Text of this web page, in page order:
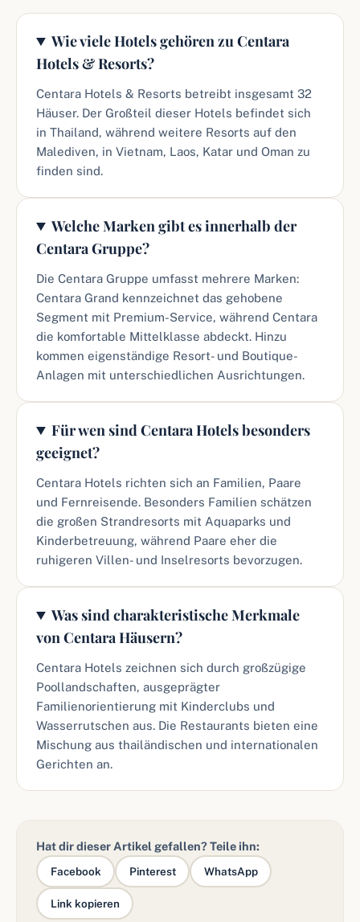
Wie viele Hotels gehören zu Centara
Hotels & Resorts?
Centara Hotels & Resorts betreibt insgesamt 32
Häuser. Der Großteil dieser Hotels befindet sich
in Thailand, während weitere Resorts auf den
Malediven, in Vietnam, Laos, Katar und Oman zu
finden sind.
Welche Marken gibt es innerhalb der
Centara Gruppe?
Die Centara Gruppe umfasst mehrere Marken:
Centara Grand kennzeichnet das gehobene
Segment mit Premium-Service, während Centara
die komfortable Mittelklasse abdeckt. Hinzu
kommen eigenständige Resort- und Boutique-
Anlagen mit unterschiedlichen Ausrichtungen.
Für wen sind Centara Hotels besonders
geeignet?
Centara Hotels richten sich an Familien, Paare
und Fernreisende. Besonders Familien schätzen
die großen Strandresorts mit Aquaparks und
Kinderbetreuung, während Paare eher die
ruhigeren Villen- und Inselresorts bevorzugen.
Was sind charakteristische Merkmale
von Centara Häusern?
Centara Hotels zeichnen sich durch großzügige
Poollandschaften, ausgeprägter
Familienorientierung mit Kinderclubs und
Wasserrutschen aus. Die Restaurants bieten eine
Mischung aus thailändischen und internationalen
Gerichten an.
Hat dir dieser Artikel gefallen? Teile ihn:
Facebook Pinterest WhatsApp
Link kopieren